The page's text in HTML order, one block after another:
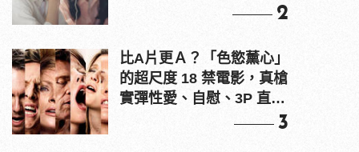
2
比A片更Ａ？「色慾薰心」
的超尺度 18 禁電影，真槍
實彈性愛、自慰、3P 直接
3